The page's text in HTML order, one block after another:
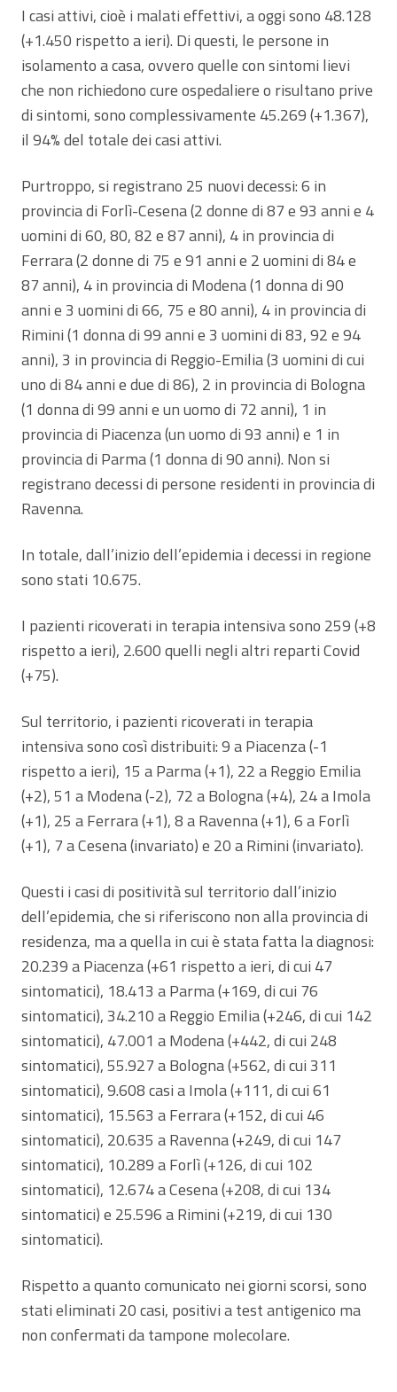
I casi attivi, cioè i malati effettivi, a oggi sono 48.128
(+1.450 rispetto a ieri). Di questi, le persone in
isolamento a casa, ovvero quelle con sintomi lievi
che non richiedono cure ospedaliere o risultano prive
di sintomi, sono complessivamente 45.269 (+1.367),
il 94% del totale dei casi attivi.
Purtroppo, si registrano 25 nuovi decessi: 6 in
provincia di Forlì-Cesena (2 donne di 87 e 93 anni e 4
uomini di 60, 80, 82 e 87 anni), 4 in provincia di
Ferrara (2 donne di 75 e 91 anni e 2 uomini di 84 e
87 anni), 4 in provincia di Modena (1 donna di 90
anni e 3 uomini di 66, 75 e 80 anni), 4 in provincia di
Rimini (1 donna di 99 anni e 3 uomini di 83, 92 e 94
anni), 3 in provincia di Reggio-Emilia (3 uomini di cui
uno di 84 anni e due di 86), 2 in provincia di Bologna
(1 donna di 99 anni e un uomo di 72 anni), 1 in
provincia di Piacenza (un uomo di 93 anni) e 1 in
provincia di Parma (1 donna di 90 anni). Non si
registrano decessi di persone residenti in provincia di
Ravenna.
In totale, dall’inizio dell’epidemia i decessi in regione
sono stati 10.675.
I pazienti ricoverati in terapia intensiva sono 259 (+8
rispetto a ieri), 2.600 quelli negli altri reparti Covid
(+75).
Sul territorio, i pazienti ricoverati in terapia
intensiva sono così distribuiti: 9 a Piacenza (-1
rispetto a ieri), 15 a Parma (+1), 22 a Reggio Emilia
(+2), 51 a Modena (-2), 72 a Bologna (+4), 24 a Imola
(+1), 25 a Ferrara (+1), 8 a Ravenna (+1), 6 a Forlì
(+1), 7 a Cesena (invariato) e 20 a Rimini (invariato).
Questi i casi di positività sul territorio dall’inizio
dell’epidemia, che si riferiscono non alla provincia di
residenza, ma a quella in cui è stata fatta la diagnosi:
20.239 a Piacenza (+61 rispetto a ieri, di cui 47
sintomatici), 18.413 a Parma (+169, di cui 76
sintomatici), 34.210 a Reggio Emilia (+246, di cui 142
sintomatici), 47.001 a Modena (+442, di cui 248
sintomatici), 55.927 a Bologna (+562, di cui 311
sintomatici), 9.608 casi a Imola (+111, di cui 61
sintomatici), 15.563 a Ferrara (+152, di cui 46
sintomatici), 20.635 a Ravenna (+249, di cui 147
sintomatici), 10.289 a Forlì (+126, di cui 102
sintomatici), 12.674 a Cesena (+208, di cui 134
sintomatici) e 25.596 a Rimini (+219, di cui 130
sintomatici).
Rispetto a quanto comunicato nei giorni scorsi, sono
stati eliminati 20 casi, positivi a test antigenico ma
non confermati da tampone molecolare.